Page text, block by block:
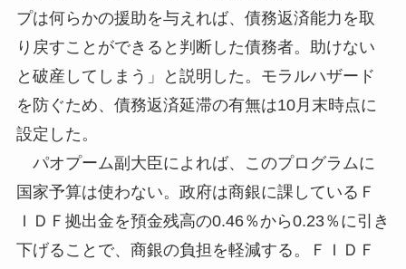
プは何らかの援助を与えれば、債務返済能力を取
り戻すことができると判断した債務者。助けない
と破産してしまう」と説明した。モラルハザード
を防ぐため、債務返済延滞の有無は10月末時点に
設定した。
パオプーム副大臣によれば、このプログラムに
国家予算は使わない。政府は商銀に課しているＦ
ＩＤＦ拠出金を預金残高の0.46％から0.23％に引き
下げることで、商銀の負担を軽減する。ＦＩＤＦ